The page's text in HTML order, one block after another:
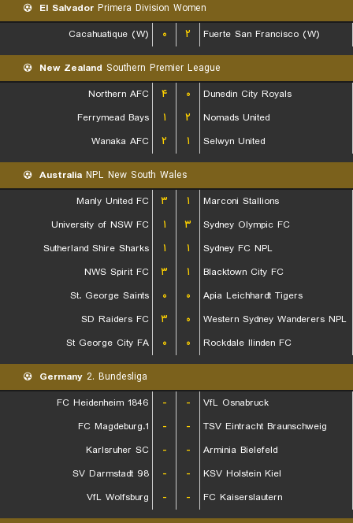
El Salvador Primera Division Women
Cacahuatique (W)
۰ ۲ Fuerte San Francisco (W)
New Zealand Southern Premier League
Northern AFC
۴ ۰
Dunedin City Royals
Ferrymead Bays
۱ ۲
Nomads United
Wanaka AFC
۲ ۱ Selwyn United
Australia NPL New South Wales
Manly United FC
۳ ۱
Marconi Stallions
University of NSW FC
۱ ۳
Sydney Olympic FC
Sutherland Shire Sharks
۱ ۱
Sydney FC NPL
NWS Spirit FC
۳ ۱
Blacktown City FC
St. George Saints
۰ ۰
Apia Leichhardt Tigers
SD Raiders FC
۳ ۰
Western Sydney Wanderers NPL
St George City FA
۰ ۰ Rockdale Ilinden FC
Germany 2. Bundesliga
FC Heidenheim 1846
- -
VfL Osnabruck
1.FC Magdeburg
- -
TSV Eintracht Braunschweig
Karlsruher SC
- -
Arminia Bielefeld
SV Darmstadt 98
- -
KSV Holstein Kiel
VfL Wolfsburg
- - FC Kaiserslautern